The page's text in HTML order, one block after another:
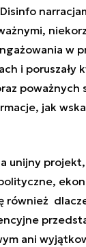
w
i poruszały
poważnych
jak
unijny
również
ani